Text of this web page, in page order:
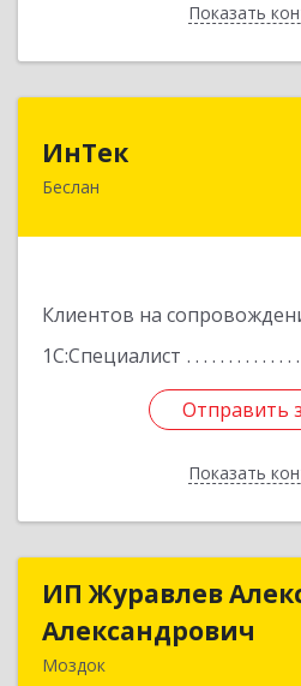
ПоказатьНазад
ИнТек
Беслан
Клиентов на
1С:Специалист
Отправить
Показать
Отправить
Назад
ИП Журавлев
Александрович
Моздок
ИП